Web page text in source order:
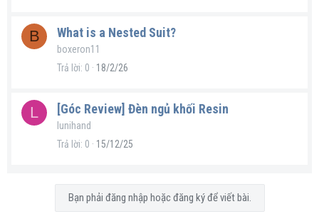
B What is a Nested Suit?
boxeron11
Trả lời 0 18/2/26
L [Góc Review] Đèn ngủ khối Resin
lunihand
Trả lời 0 15/12/25
Bạn phải đăng nhập hoặc đăng ký để viết bài.